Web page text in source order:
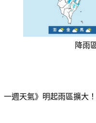
降雨
一週天氣》明起雨區擴大